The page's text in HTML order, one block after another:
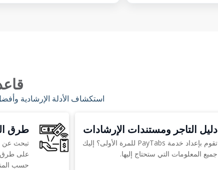
استكشاف الأدلة الإرشادية
دليل التاجر ومستندات الإرشادات
تقوم بإعداد خدمة PayTabs للمرة الأولى؟ إليك
جميع المعلومات التي ستحتاج إليها.
طرق
تبحث عن
حسب